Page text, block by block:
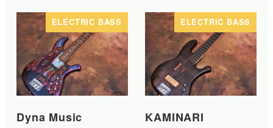
ELECTRIC BASS
Dyna Music
ELECTRIC BASS
KAMINARI